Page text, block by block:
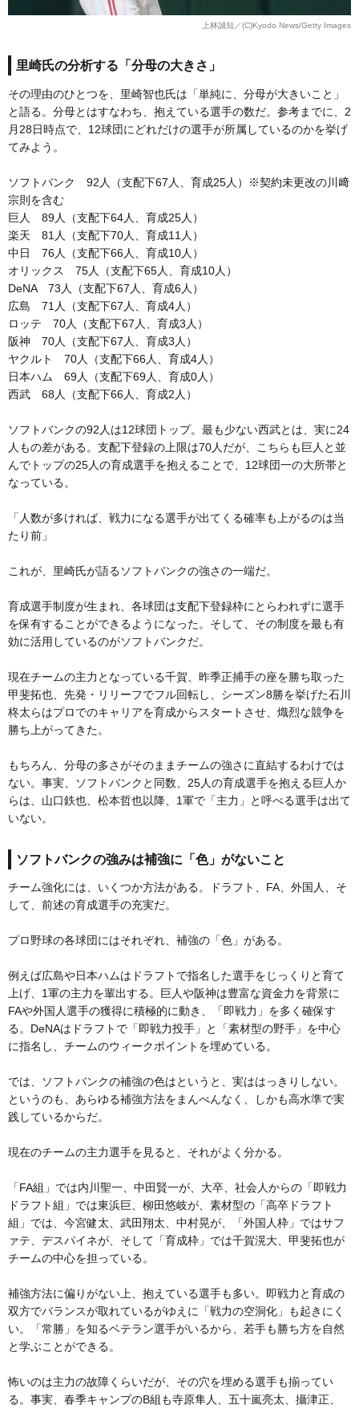
上林誠知／(C)Kyodo News/Getty Images
里崎氏の分析する「分母の大きさ」
その理由のひとつを、里崎智也氏は「単純に、分母が大きいこと」
と語る。分母とはすなわち、抱えている選手の数だ。参考までに、2
月28日時点で、12球団にどれだけの選手が所属しているのかを挙げ
てみよう。
ソフトバンク 92人（支配下67人、育成25人）※契約未更改の川﨑
宗則を含む
巨人 89人（支配下64人、育成25人）
楽天 81人（支配下70人、育成11人）
中日 76人（支配下66人、育成10人）
オリックス 75人（支配下65人、育成10人）
DeNA 73人（支配下67人、育成6人）
広島 71人（支配下67人、育成4人）
ロッテ 70人（支配下67人、育成3人）
阪神 70人（支配下67人、育成3人）
ヤクルト 70人（支配下66人、育成4人）
日本ハム 69人（支配下69人、育成0人）
西武 68人（支配下66人、育成2人）
ソフトバンクの92人は12球団トップ。最も少ない西武とは、実に24
人もの差がある。支配下登録の上限は70人だが、こちらも巨人と並
んでトップの25人の育成選手を抱えることで、12球団一の大所帯と
なっている。
「人数が多ければ、戦力になる選手が出てくる確率も上がるのは当
たり前」
これが、里崎氏が語るソフトバンクの強さの一端だ。
育成選手制度が生まれ、各球団は支配下登録枠にとらわれずに選手
を保有することができるようになった。そして、その制度を最も有
効に活用しているのがソフトバンクだ。
現在チームの主力となっている千賀、昨季正捕手の座を勝ち取った
甲斐拓也、先発・リリーフでフル回転し、シーズン8勝を挙げた石川
柊太らはプロでのキャリアを育成からスタートさせ、熾烈な競争を
勝ち上がってきた。
もちろん、分母の多さがそのままチームの強さに直結するわけでは
ない。事実、ソフトバンクと同数、25人の育成選手を抱える巨人か
らは、山口鉄也、松本哲也以降、1軍で「主力」と呼べる選手は出て
いない。
ソフトバンクの強みは補強に「色」がないこと
チーム強化には、いくつか方法がある。ドラフト、FA、外国人、そ
して、前述の育成選手の充実だ。
プロ野球の各球団にはそれぞれ、補強の「色」がある。
例えば広島や日本ハムはドラフトで指名した選手をじっくりと育て
上げ、1軍の主力を輩出する。巨人や阪神は豊富な資金力を背景に
FAや外国人選手の獲得に積極的に動き、「即戦力」を多く確保す
る。DeNAはドラフトで「即戦力投手」と「素材型の野手」を中心
に指名し、チームのウィークポイントを埋めている。
では、ソフトバンクの補強の色はというと、実ははっきりしない。
というのも、あらゆる補強方法をまんべんなく、しかも高水準で実
践しているからだ。
現在のチームの主力選手を見ると、それがよく分かる。
「FA組」では内川聖一、中田賢一が、大卒、社会人からの「即戦力
ドラフト組」では東浜巨、柳田悠岐が、素材型の「高卒ドラフト
組」では、今宮健太、武田翔太、中村晃が、「外国人枠」ではサフ
ァテ、デスパイネが、そして「育成枠」では千賀滉大、甲斐拓也が
チームの中心を担っている。
補強方法に偏りがない上、抱えている選手も多い。即戦力と育成の
双方でバランスが取れているがゆえに「戦力の空洞化」も起きにく
い。「常勝」を知るベテラン選手がいるから、若手も勝ち方を自然
と学ぶことができる。
怖いのは主力の故障くらいだが、その穴を埋める選手も揃ってい
る。事実、春季キャンプのB組も寺原隼人、五十嵐亮太、攝津正、